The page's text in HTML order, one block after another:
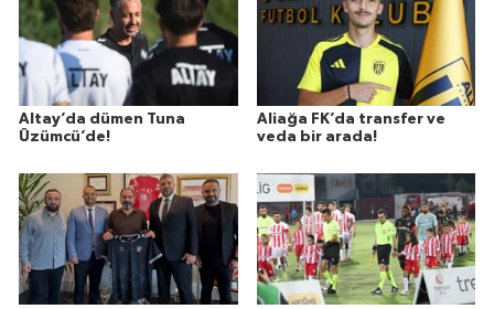
Altay’da dümen Tuna
Üzümcü’de!
Aliağa FK’da transfer ve
veda bir arada!